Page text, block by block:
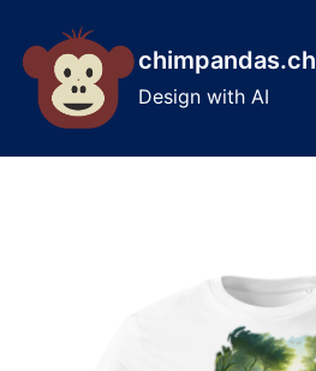
content
chimpandas.ch
Design with AI